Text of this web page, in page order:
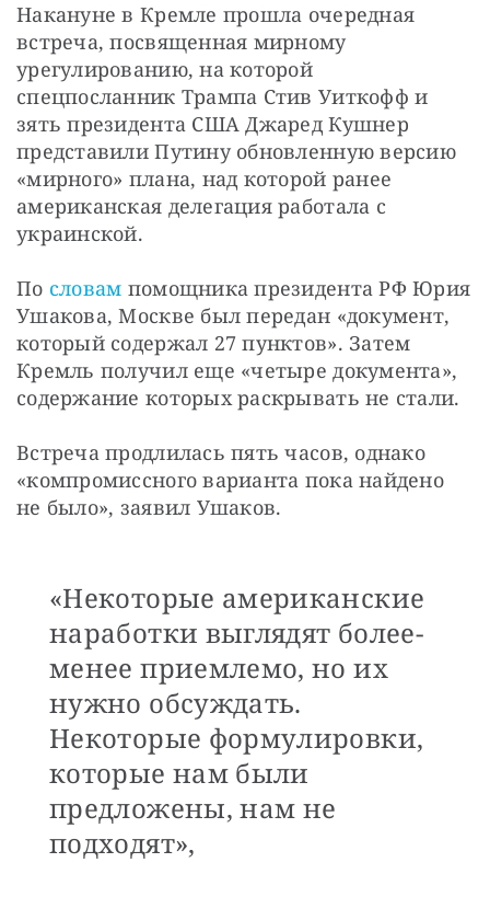
Накануне в Кремле прошла очередная
встреча, посвященная мирному
урегулированию, на которой
спецпосланник Трампа Стив Уиткофф и
зять президента США Джаред Кушнер
представили Путину обновленную версию
«мирного» плана, над которой ранее
американская делегация работала с
украинской.
По словам помощника президента РФ Юрия
Ушакова, Москве был передан «документ,
который содержал 27 пунктов». Затем
Кремль получил еще «четыре документа»,
содержание которых раскрывать не стали.
Встреча продлилась пять часов, однако
«компромиссного варианта пока найдено
не было», заявил Ушаков.
«Некоторые американские
наработки выглядят более-
менее приемлемо, но их
нужно обсуждать.
Некоторые формулировки,
которые нам были
предложены, нам не
подходят»,